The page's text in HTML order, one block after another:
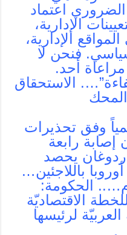
اعتماد
الإدارية،
الإدارية،
فنحن لا
أحد.
الاستحقاق
وفق تحذيرات
رابعة
يحصد
باللاجئين…
الحكومة:
الاقتصاديّة
العربيّة لرئيسها